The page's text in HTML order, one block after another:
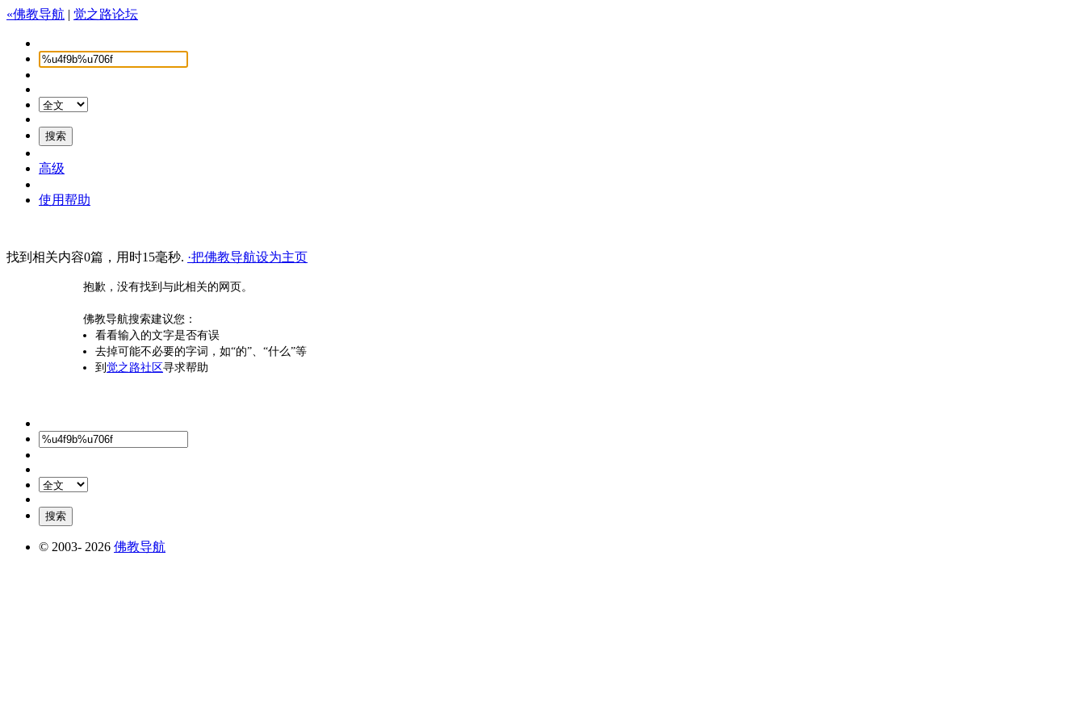
«佛教导航 | 觉之路论坛
高级
使用帮助
找到相关内容0篇，用时15毫秒. ·把佛教导航设为主页
抱歉，没有找到与此相关的网页。
佛教导航搜索建议您：
看看输入的文字是否有误
去掉可能不必要的字词，如“的”、“什么”等
到 觉之路社区寻求帮助
© 2003- 2026 佛教导航